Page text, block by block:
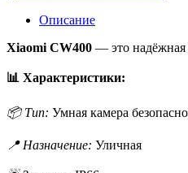
Описание
Xiaomi CW400 — это надёжная
📊 Характеристики:
📦 Тип: Умная камера
📍 Назначение: Уличная